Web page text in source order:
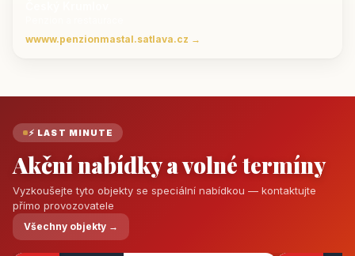
wwww.penzionmastal.satlava.cz →
⚡ LAST MINUTE
Akční nabídky a volné termíny
Vyzkoušejte tyto objekty se speciální nabídkou — kontaktujte
přímo provozovatele
Všechny objekty →